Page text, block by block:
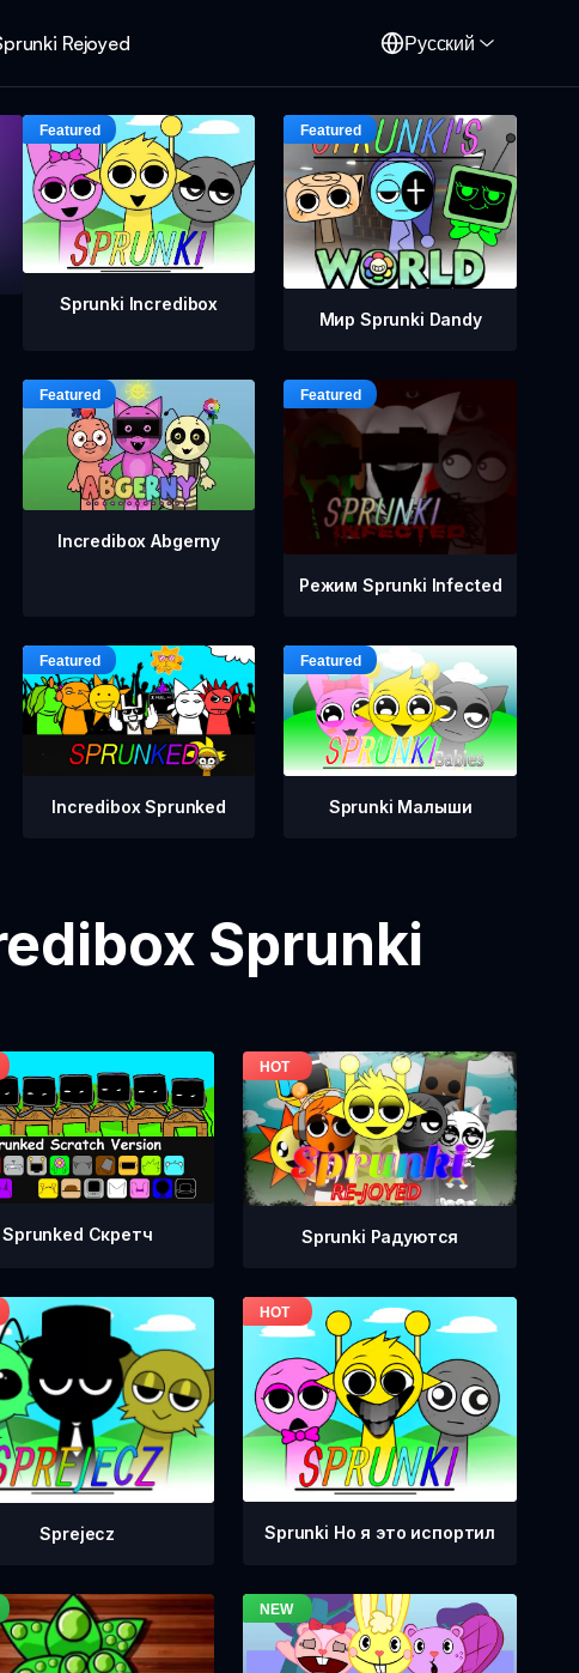
Rejoyed Русский
Sprunki Incredibox
Мир Sprunki Dandy
Incredibox Abgerny
Режим Sprunki Infected
Incredibox Sprunked Sprunki Малыши
Sprunki
Sprunked Скретч Sprunki Радуются
Sprejecz Sprunki Но я это испортил